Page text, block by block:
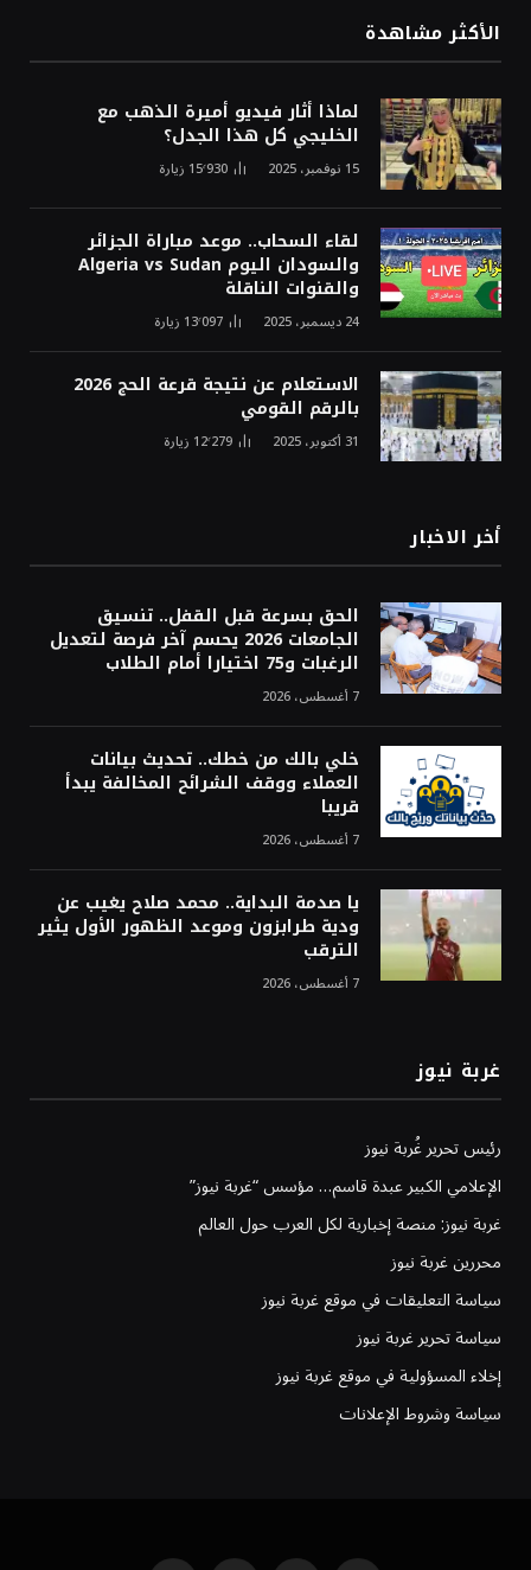
الأكثر مشاهدة
لماذا أثار فيديو أميرة الذهب مع
الخليجي كل هذا الجدل؟
15 نوفمبر، 2025 15٬930 زيارة
لقاء السحاب.. موعد مباراة الجزائر
والسودان اليوم Algeria vs Sudan
والقنوات الناقلة
24 ديسمبر، 2025 13٬097 زيارة
الاستعلام عن نتيجة قرعة الحج 2026
بالرقم القومي
31 أكتوبر، 2025 12٬279 زيارة
أخر الاخبار
الحق بسرعة قبل القفل.. تنسيق
الجامعات 2026 يحسم آخر فرصة لتعديل
الرغبات و75 اختيارا أمام الطلاب
7 أغسطس، 2026
خلي بالك من خطك.. تحديث بيانات
العملاء ووقف الشرائح المخالفة يبدأ
قريبا
7 أغسطس، 2026
يا صدمة البداية.. محمد صلاح يغيب عن
ودية طرابزون وموعد الظهور الأول يثير
الترقب
7 أغسطس، 2026
غربة نيوز
رئيس تحرير غُربة نيوز
الإعلامي الكبير عبدة قاسم… مؤسس “غربة نيوز”
غربة نيوز: منصة إخبارية لكل العرب حول العالم
محررين غربة نيوز
سياسة التعليقات في موقع غربة نيوز
سياسة تحرير غربة نيوز
إخلاء المسؤولية في موقع غربة نيوز
سياسة وشروط الإعلانات